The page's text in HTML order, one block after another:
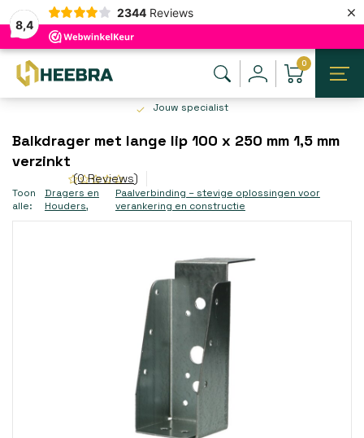
8,4
2344 Reviews ×
0
Jouw specialist
Balkdrager met lange lip 100 x 250 mm 1,5 mm
verzinkt
(0 Reviews)
Toon
alle:
Dragers en
Houders,
Paalverbinding – stevige oplossingen voor
verankering en constructie